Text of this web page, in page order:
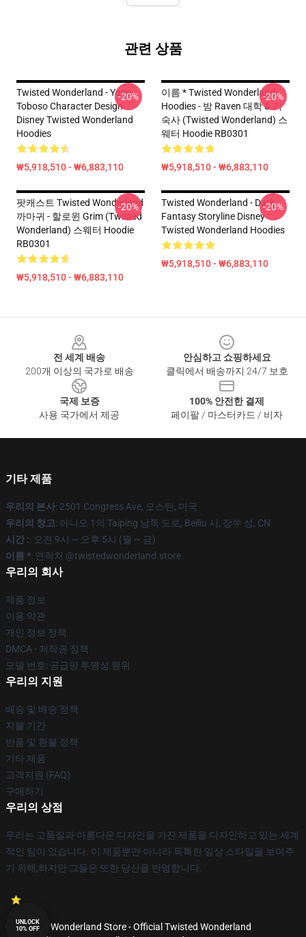
관련 상품
Twisted Wonderland - Yana
Toboso Character Design
Disney Twisted Wonderland
Hoodies
₩5,918,510 - ₩6,883,110
-20%
이름 * Twisted Wonderland
Hoodies - 밤 Raven 대학 & 기
숙사 (Twisted Wonderland) 스
웨터 Hoodie RB0301
₩5,918,510 - ₩6,883,110
-20%
팟캐스트 Twisted Wonderland
까마귀 - 할로윈 Grim (Twisted
Wonderland) 스웨터 Hoodie
RB0301
₩5,918,510 - ₩6,883,110
-20%
Twisted Wonderland - Dark
Fantasy Storyline Disney
Twisted Wonderland Hoodies
₩5,918,510 - ₩6,883,110
-20%
전 세계 배송
200개 이상의 국가로 배송
안심하고 쇼핑하세요
클릭에서 배송까지 24/7 보호
국제 보증
사용 국가에서 제공
100% 안전한 결제
페이팔 / 마스터카드 / 비자
기타 제품
우리의 본사: 2501 Congress Ave, 오스틴, 미국
우리의 창고: 아니오 1의 Taiping 남쪽 도로, Beiliu 시, 장쑤 성, CN
시간 :: 오전 9시 ~ 오후 5시 (월 ~ 금)
이름 *: 연락처 @twistedwonderland.store
우리의 회사
제품 정보
이용 약관
개인 정보 정책
DMCA - 저작권 정책
모델 번호: 공급망 투명성 행위
우리의 지원
배송 및 배송 정책
지불 기간
반품 및 환불 정책
기타 제품
고객지원 (FAQ)
구매하기
우리의 상점
우리는 고품질과 아름다운 디자인을 가진 제품을 디자인하고 있는 세계
적인 팀이 있습니다. 이 제품뿐만 아니라 독특한 일상 스타일을 보여주
기 위해,하지만 그들은 또한 당신을 반영합니다.
© Twisted Wonderland Store - Official Twisted Wonderland
UNLOCK
10% OFF